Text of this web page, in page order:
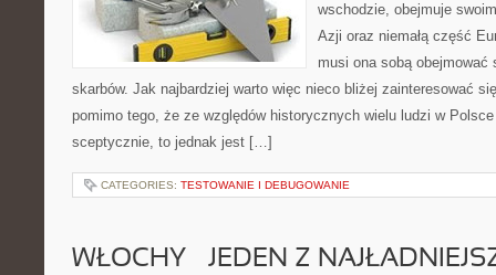
wschodzie, obejmuje
Azji oraz niemałą część
musi ona sobą
skarbów. Jak najbardziej warto więc nieco bliżej zainteresować
pomimo tego, że ze względów historycznych wielu ludzi w
sceptycznie, to jednak jest […]
CATEGORIES: TESTOWANIE I DEBUGOWANIE
WŁOCHY – JEDEN Z